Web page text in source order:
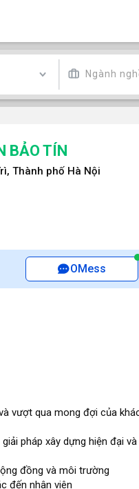
Ngành
BẢO TÍN
Thành phố Hà Nội
OMess
vượt qua mong đợi của
pháp xây dựng hiện đại và
đồng và môi trường
đến nhân viên